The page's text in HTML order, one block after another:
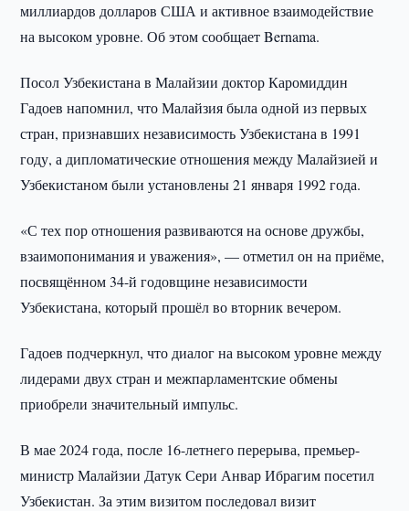
миллиардов долларов США и активное взаимодействие
на высоком уровне. Об этом сообщает Bernama.
Посол Узбекистана в Малайзии доктор Каромиддин
Гадоев напомнил, что Малайзия была одной из первых
стран, признавших независимость Узбекистана в 1991
году, а дипломатические отношения между Малайзией и
Узбекистаном были установлены 21 января 1992 года.
«С тех пор отношения развиваются на основе дружбы,
взаимопонимания и уважения», — отметил он на приёме,
посвящённом 34-й годовщине независимости
Узбекистана, который прошёл во вторник вечером.
Гадоев подчеркнул, что диалог на высоком уровне между
лидерами двух стран и межпарламентские обмены
приобрели значительный импульс.
В мае 2024 года, после 16-летнего перерыва, премьер-
министр Малайзии Датук Сери Анвар Ибрагим посетил
Узбекистан. За этим визитом последовал визит